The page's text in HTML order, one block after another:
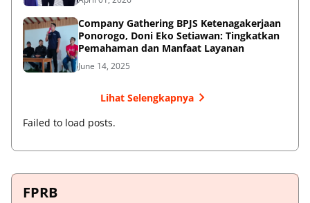
Company Gathering BPJS Ketenagakerjaan
Ponorogo, Doni Eko Setiawan: Tingkatkan
Pemahaman dan Manfaat Layanan
June 14, 2025
Lihat Selengkapnya
Failed to load posts.
FPRB